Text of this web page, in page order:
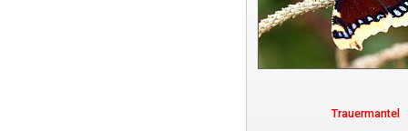
Trauermantel